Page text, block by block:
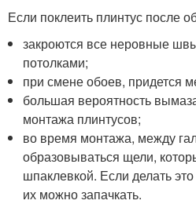
Если поклеить плинтус после
закроются все неровные
потолками;
при смене обоев, придется
большая вероятность
монтажа плинтусов;
во время монтажа, между
образовываться щели,
шпаклевкой. Если делать
их можно запачкать.